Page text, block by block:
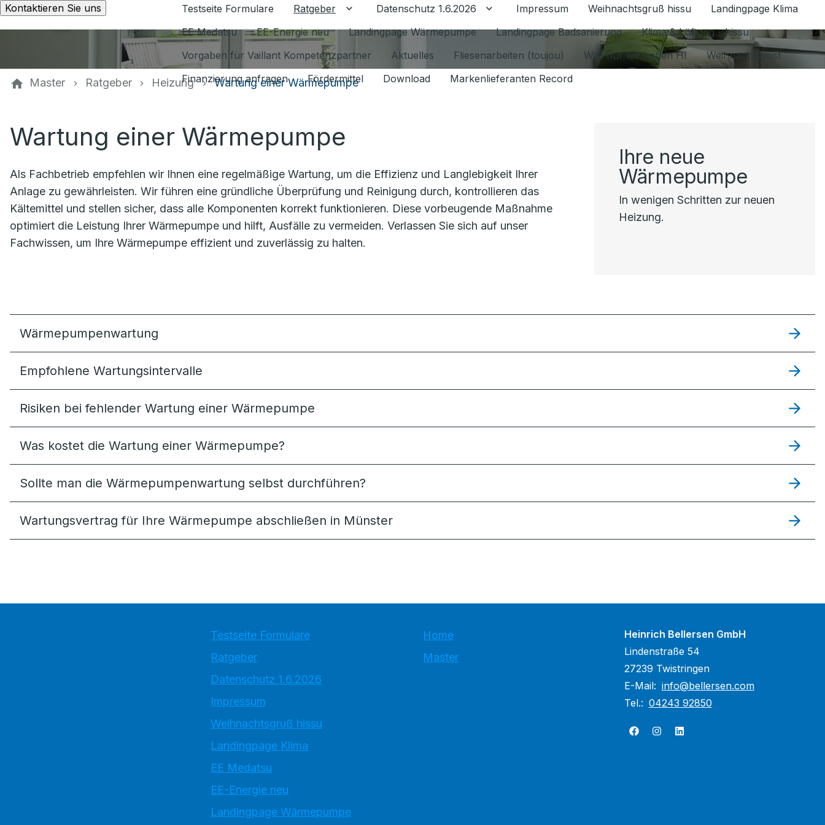
Kontaktieren Sie uns Testseite Formulare Ratgeber Untermenü für Ratgeber umschalten
Datenschutz 1.6.2026 Untermenü für Datenschutz 1.6.2026 umschalten
Impressum Weihnachtsgruß hissu
Landingpage Klima
EE Medatsu
EE-Energie neu Landingpage Wärmepumpe Landingpage Badsanierung
Klima & Lüftung - hissu
Vorgaben für Vaillant Kompetenzpartner
Aktuelles Fliesenarbeiten (toujou) Was nur wir haben HI
Weihnachtspost
Finanzierung anfragen
Fördermittel Download Markenlieferanten Record
Master Ratgeber Heizung Wartung einer Wärmepumpe
Wartung einer Wärmepumpe
Als Fachbetrieb empfehlen wir Ihnen eine regelmäßige Wartung, um die Effizienz und Langlebigkeit Ihrer
Anlage zu gewährleisten. Wir führen eine gründliche Überprüfung und Reinigung durch, kontrollieren das
Kältemittel und stellen sicher, dass alle Komponenten korrekt funktionieren. Diese vorbeugende Maßnahme
optimiert die Leistung Ihrer Wärmepumpe und hilft, Ausfälle zu vermeiden. Verlassen Sie sich auf unser
Fachwissen, um Ihre Wärmepumpe effizient und zuverlässig zu halten.
Ihre neue
Wärmepumpe
In wenigen Schritten zur neuen
Heizung.
Wärmepumpenwartung
Empfohlene Wartungsintervalle
Risiken bei fehlender Wartung einer Wärmepumpe
Was kostet die Wartung einer Wärmepumpe?
Sollte man die Wärmepumpenwartung selbst durchführen?
Wartungsvertrag für Ihre Wärmepumpe abschließen in Münster
Testseite Formulare
Ratgeber
Datenschutz 1.6.2026
Impressum
Weihnachtsgruß hissu
Landingpage Klima
EE Medatsu
EE-Energie neu
Landingpage Wärmepumpe
Home
Master
Heinrich Bellersen GmbH
Lindenstraße 54
27239 Twistringen
E-Mail: info@bellersen.com
Tel.: 04243 92850